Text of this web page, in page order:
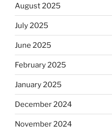
August 2025
July 2025
June 2025
February 2025
January 2025
December 2024
November 2024